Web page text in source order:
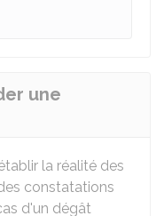
une
la réalité des
constatations
d'un dégât